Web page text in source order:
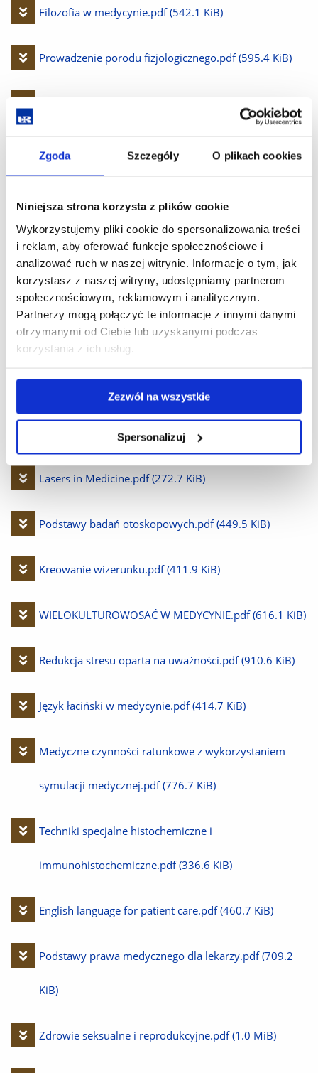
Zgoda Szczegóły O plikach cookies
Niniejsza strona korzysta z plików cookie
Wykorzystujemy pliki cookie do spersonalizowania treści
i reklam, aby oferować funkcje społecznościowe i
analizować ruch w naszej witrynie. Informacje o tym, jak
korzystasz z naszej witryny, udostępniamy partnerom
społecznościowym, reklamowym i analitycznym.
Partnerzy mogą połączyć te informacje z innymi danymi
otrzymanymi od Ciebie lub uzyskanymi podczas
korzystania z ich usług.
Zezwól na wszystkie
Spersonalizuj
Pobierz
Filozofia w medycynie.pdf (542.1 KiB)
Pobierz
Prowadzenie porodu fizjologicznego.pdf (595.4 KiB)
Pobierz
Teoretyczna podstawy badania lekarskiego.pdf (524.9
Pobierz
plik
Zabezpieczenie socjalno-prawne pacjentów.pdf (541.7
KiB)
Techniki biologii molekularnej.pdf (428.0 KiB)
Pobierz
Nowoczesne metody rozpoznawania płodności.pdf
plik
STANY NAGŁE U DZIECI.pdf (458.8 KiB)
Pobierz
Lasers in Medicine.pdf (272.7 KiB)
Pobierz
Podstawy badań otoskopowych.pdf (449.5 KiB)
Pobierz
Kreowanie wizerunku.pdf (411.9 KiB)
Pobierz
WIELOKULTUROWOSAĆ W MEDYCYNIE.pdf (616.1 KiB)
Pobierz
Redukcja stresu oparta na uważności.pdf (910.6 KiB)
Pobierz
Język łaciński w medycynie.pdf (414.7 KiB)
Pobierz
plik
Medyczne czynności ratunkowe z wykorzystaniem
symulacji medycznej.pdf (776.7 KiB)
Pobierz
plik
Techniki specjalne histochemiczne i
immunohistochemiczne.pdf (336.6 KiB)
Pobierz
English language for patient care.pdf (460.7 KiB)
Pobierz
plik
Podstawy prawa medycznego dla lekarzy.pdf (709.2
KiB)
Pobierz
Zdrowie seksualne i reprodukcyjne.pdf (1.0 MiB)